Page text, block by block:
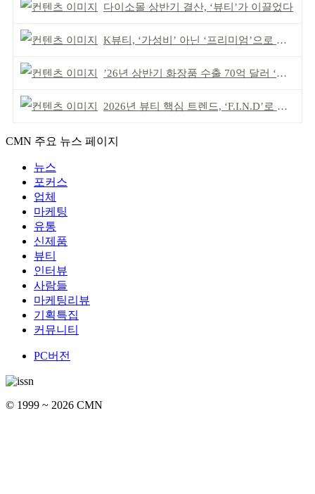
다이소몰 상반기 결산, ‘뷰티’가 이끌었다
K뷰티, ‘가성비’ 아닌 ‘프리미엄’으로 승부걸어야
’26년 상반기 화장품 수출 70억 달러 ‘역대 최고’
2026년 뷰티 핵심 트렌드, ‘F.I.N.D’로 읽는다
CMN 주요 뉴스 페이지
뉴스
포커스
업체
마케팅
유통
신제품
뷰티
인터뷰
사람들
마케팅리뷰
기획특집
커뮤니티
PC버전
© 1999 ~ 2026 CMN